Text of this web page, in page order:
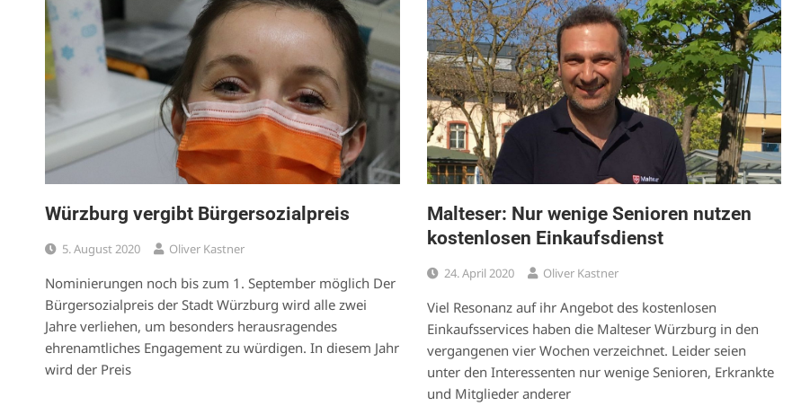
Würzburg vergibt Bürgersozialpreis
5. August 2020 Oliver Kastner
Nominierungen noch bis zum 1. September möglich Der
Bürgersozialpreis der Stadt Würzburg wird alle zwei
Jahre verliehen, um besonders herausragendes
ehrenamtliches Engagement zu würdigen. In diesem Jahr
wird der Preis
Malteser: Nur wenige Senioren nutzen
kostenlosen Einkaufsdienst
24. April 2020 Oliver Kastner
Viel Resonanz auf ihr Angebot des kostenlosen
Einkaufsservices haben die Malteser Würzburg in den
vergangenen vier Wochen verzeichnet. Leider seien
unter den Interessenten nur wenige Senioren, Erkrankte
und Mitglieder anderer